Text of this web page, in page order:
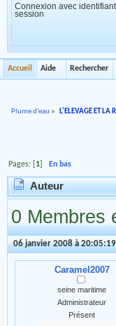
Connexion avec
session
Accueil Aide Rechercher
Plume d'eau » L'ELEVAGE ET LA
Pages: [ 1 ]En bas
Auteur
0 Membres
06 janvier 2008 à 20:05:19
Caramel2007
seine maritime
Administrateur
Présent